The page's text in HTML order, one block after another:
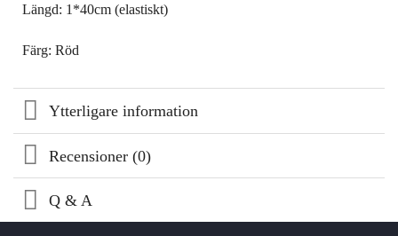
Längd: 1*40cm (elastiskt)
Färg: Röd
Ytterligare information
Recensioner (0)
Q & A